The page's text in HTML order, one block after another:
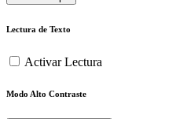
Lectura de Texto
Activar Lectura
Modo Alto Contraste